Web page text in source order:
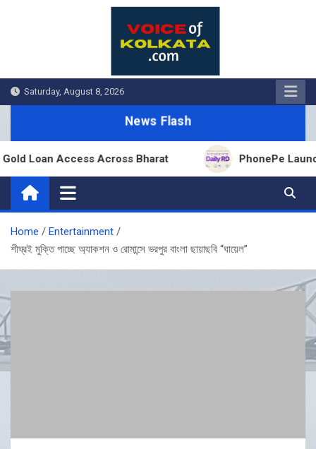
Saturday, August 8, 2026
News Flash
Loan Access Across Bharat PhonePe
Home
Entertainment
শীঘ্রই মুক্তি পাচ্ছে অ্যাকশন ও রোমান্সে ভরপুর বাংলা ছায়াছবি “ঘায়েল”